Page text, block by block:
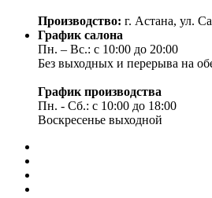
Производство: г. Астана, ул.
График салона
Пн. – Вс.: с 10:00 до 20:00
Без выходных и перерыва на
График производства
Пн. - Сб.: с 10:00 до 18:00
Воскресенье выходной